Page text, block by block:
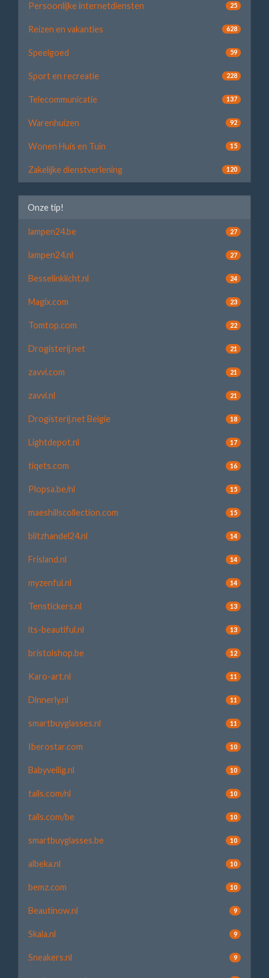
Persoonlijke internetdiensten 25
Reizen en vakanties 628
Speelgoed 59
Sport en recreatie 228
Telecommunicatie 137
Warenhuizen 92
Wonen Huis en Tuin 15
Zakelijke dienstverlening 120
Onze tip!
lampen24.be 27
lampen24.nl 27
Besselinklicht.nl 24
Magix.com 23
Tomtop.com 22
Drogisterij.net 21
zavvi.com 21
zavvi.nl 21
Drogisterij.net Belgie 18
Lightdepot.nl 17
tiqets.com 16
Plopsa.be/nl 15
maeshillscollection.com 15
blitzhandel24.nl 14
Frisland.nl 14
myzenful.nl 14
Tenstickers.nl 13
its-beautiful.nl 13
bristolshop.be 12
Karo-art.nl 11
Dinnerly.nl 11
smartbuyglasses.nl 11
Iberostar.com 10
Babyveilig.nl 10
tails.com/nl 10
tails.com/be 10
smartbuyglasses.be 10
albeka.nl 10
bemz.com 10
Beautinow.nl 9
Skala.nl 9
Sneakers.nl 9